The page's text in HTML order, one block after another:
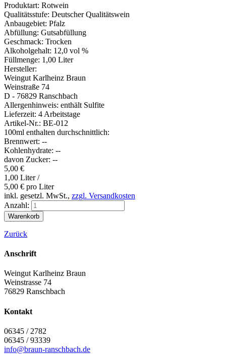
Produktart: Rotwein
Qualitätsstufe: Deutscher Qualitätswein
Anbaugebiet: Pfalz
Abfüllung: Gutsabfüllung
Geschmack: Trocken
Alkoholgehalt: 12,0 vol %
Füllmenge: 1,00 Liter
Hersteller:
Weingut Karlheinz Braun
Weinstraße 74
D - 76829 Ranschbach
Allergenhinweis: enthält Sulfite
Lieferzeit: 4 Arbeitstage
Artikel-Nr.: BE-012
100ml enthalten durchschnittlich:
Brennwert: --
Kohlenhydrate: --
davon Zucker: --
5,00 €
1,00 Liter /
5,00 € pro Liter
inkl. gesetzl. MwSt., zzgl. Versandkosten
Anzahl:
Zurück
Anschrift
Weingut Karlheinz Braun
Weinstrasse 74
76829 Ranschbach
Kontakt
06345 / 2782
06345 / 93339
info@braun-ranschbach.de